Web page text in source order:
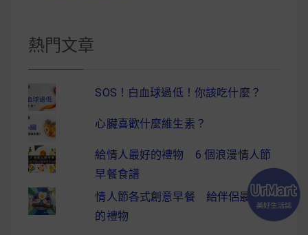
熱門文章
SOS！白血球過低！你該吃什麼？
心臟喜歡什麼維生素？
給情人最好的禮物 6 個浪漫情人節
早餐食譜
情人節各式創意早餐 給伴侶最驚喜
的禮物